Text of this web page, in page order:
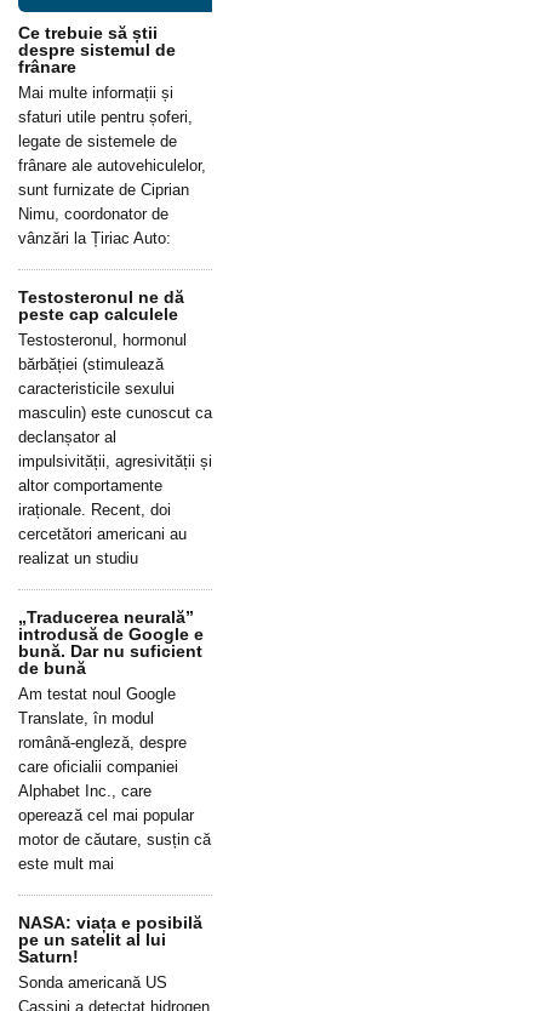
Ce trebuie să știi
despre sistemul de
frânare
Mai multe informații și
sfaturi utile pentru șoferi,
legate de sistemele de
frânare ale autovehiculelor,
sunt furnizate de Ciprian
Nimu, coordonator de
vânzări la Țiriac Auto:
Testosteronul ne dă
peste cap calculele
Testosteronul, hormonul
bărbăției (stimulează
caracteristicile sexului
masculin) este cunoscut ca
declanșator al
impulsivității, agresivității și
altor comportamente
iraționale. Recent, doi
cercetători americani au
realizat un studiu
„Traducerea neurală”
introdusă de Google e
bună. Dar nu suficient
de bună
Am testat noul Google
Translate, în modul
română-engleză, despre
care oficialii companiei
Alphabet Inc., care
operează cel mai popular
motor de căutare, susțin că
este mult mai
NASA: viața e posibilă
pe un satelit al lui
Saturn!
Sonda americană US
Cassini a detectat hidrogen